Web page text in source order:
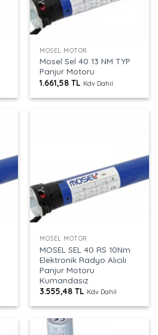
MOSEL MOTOR
Mosel Sel 40 13 NM TYP
Panjur Motoru
1.661,58TL Kdv Dahil
MOSEL MOTOR
MOSEL SEL 40 RS 10Nm
Elektronik Radyo Alıcılı
Panjur Motoru
Kumandasız
3.555,48TL Kdv Dahil